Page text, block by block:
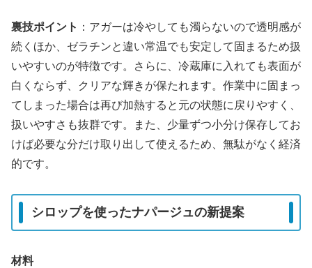
裏技ポイント ：アガーは冷やしても濁らないので透明感が
続くほか、ゼラチンと違い常温でも安定して固まるため扱
いやすいのが特徴です。さらに、冷蔵庫に入れても表面が
白くならず、クリアな輝きが保たれます。作業中に固まっ
てしまった場合は再び加熱すると元の状態に戻りやすく、
扱いやすさも抜群です。また、少量ずつ小分け保存してお
けば必要な分だけ取り出して使えるため、無駄がなく経済
的です。
シロップを使ったナパージュの新提案
材料